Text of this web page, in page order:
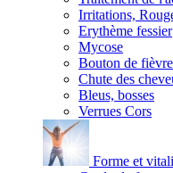
Irritations,
Erythème fessier
Mycose
Bouton de fièvre
Chute des
Bleus, bosses
Verrues Cors
Forme et